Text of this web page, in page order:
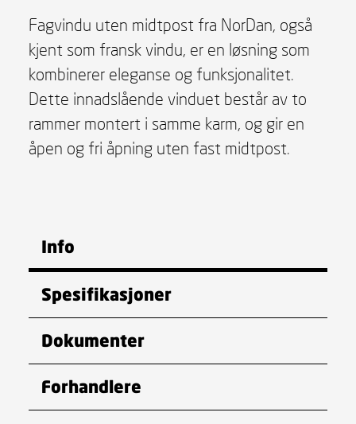
Fagvindu uten midtpost fra NorDan, også
kjent som fransk vindu, er en løsning som
kombinerer eleganse og funksjonalitet.
Dette innadslående vinduet består av to
rammer montert i samme karm, og gir en
åpen og fri åpning uten fast midtpost.
Info
Spesifikasjoner
Dokumenter
Forhandlere